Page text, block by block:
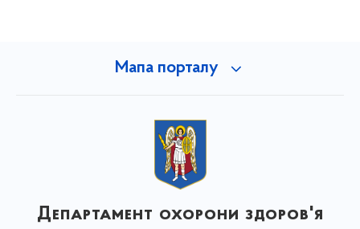
Мапа порталу
Департамент охорони здоров'я